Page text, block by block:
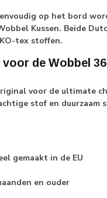
op het bord
Kussen. Beide
tex stoffen.
de Wobbel
voor de ultimate
stof en duurzaam
gemaakt in de EU
en ouder